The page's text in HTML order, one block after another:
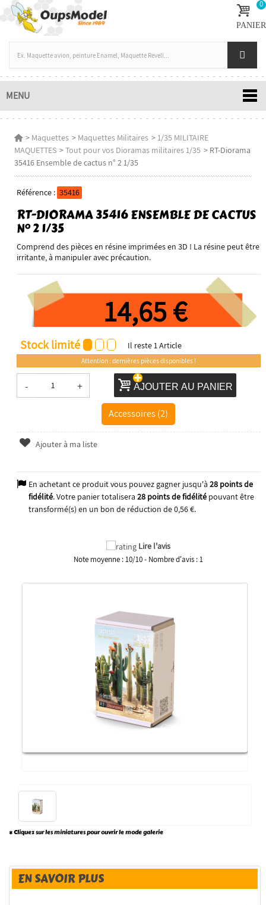
0
PANIER
MENU
> Maquettes > Maquettes Militaires >1/35 MILITAIRE
MAQUETTES >Tout pour vos Dioramas militaires 1/35 > RT-Diorama
35416 Ensemble de cactus n° 2 1/35
Référence : 35416
RT-DIORAMA 35416 ENSEMBLE DE CACTUS
N° 2 1/35
Comprend des pièces en résine imprimées en 3D ! La résine peut être
irritante, à manipuler avec précaution.
14,65 €
Stock limité Il reste1Article
Attention : dernières pièces disponibles !
- + AJOUTER AU PANIER
Accessoires (2)
Ajouter à ma liste
En achetant ce produit vous pouvez gagner jusqu'à 28points de
fidélité. Votre panier totalisera 28points de fidélitépouvant être
transformé(s) en un bon de réduction de0,56 €.
Lire l'avis
Note moyenne :10/10- Nombre d'avis :1
* Cliquez sur les miniatures pour ouvrir le mode galerie
EN SAVOIR PLUS